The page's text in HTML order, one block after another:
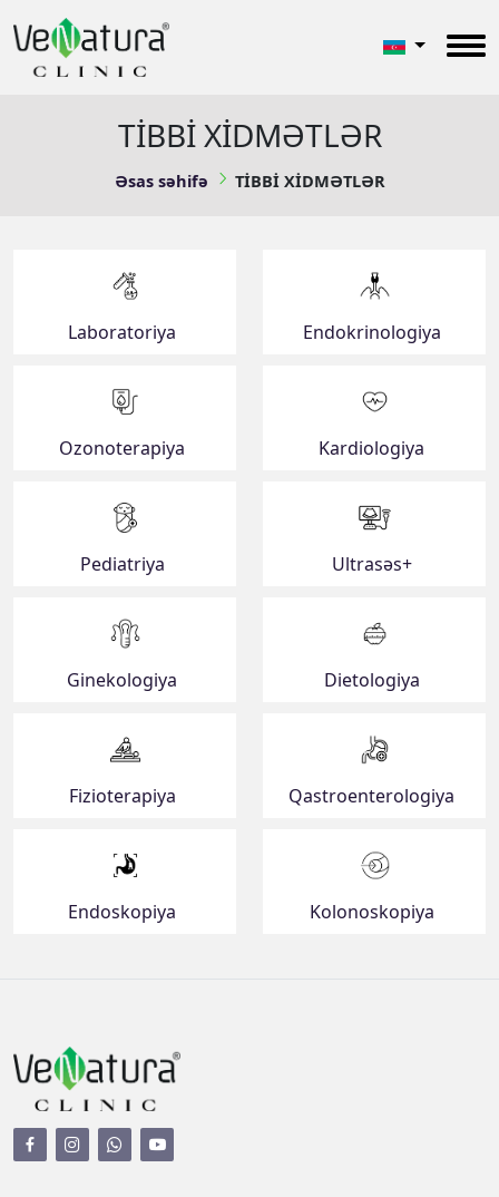
TİBBİ XİDMƏTLƏR
Əsas səhifə TİBBİ XİDMƏTLƏR
Laboratoriya Endokrinologiya
Ozonoterapiya Kardiologiya
Pediatriya Ultrasəs+
Ginekologiya Dietologiya
Fizioterapiya Qastroenterologiya
Endoskopiya Kolonoskopiya